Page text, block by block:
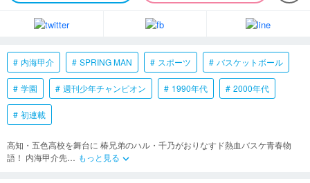
内海甲介 SPRING MAN スポーツ バスケットボール
学園 週刊少年チャンピオン 1990年代 2000年代
初連載
高知・五色高校を舞台に 椿兄弟のハル・千乃がおりなすド熱血バスケ青春物
語！ 内海甲介先… もっと見る keyboard_arrow_down